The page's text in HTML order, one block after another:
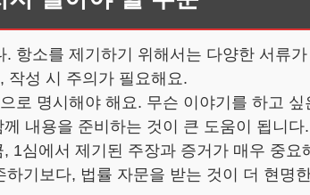
항소를 제기하기 위해서는 다양한 서류
작성 시 주의가 필요해요.
로 명시해야 해요. 무슨 이야기를 하고
내용을 준비하는 것이 큰 도움이 됩니다.
1심에서 제기된 주장과 증거가 매우 중
기보다, 법률 자문을 받는 것이 더 현명